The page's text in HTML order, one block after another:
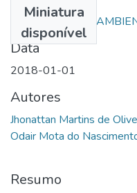
Miniatura
disponível
POLÍCIA E MEIO
Data
2018-01-01
Autores
Jhonattan Martins de
Odair Mota do
Resumo